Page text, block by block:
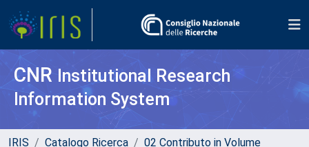
CNR Institutional Research
Information System
IRIS Catalogo Ricerca
02 Contributo in Volume